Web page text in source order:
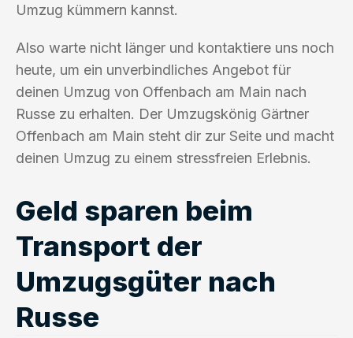
Umzug kümmern kannst.
Also warte nicht länger und kontaktiere uns noch
heute, um ein unverbindliches Angebot für
deinen Umzug von Offenbach am Main nach
Russe zu erhalten. Der Umzugskönig Gärtner
Offenbach am Main steht dir zur Seite und macht
deinen Umzug zu einem stressfreien Erlebnis.
Geld sparen beim
Transport der
Umzugsgüter nach
Russe